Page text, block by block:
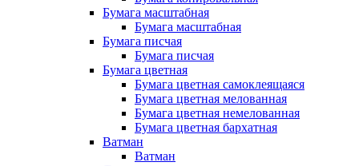
Бумага масштабная
Бумага масштабная
Бумага писчая
Бумага писчая
Бумага цветная
Бумага цветная самоклеящаяся
Бумага цветная мелованная
Бумага цветная немелованная
Бумага цветная бархатная
Ватман
Ватман